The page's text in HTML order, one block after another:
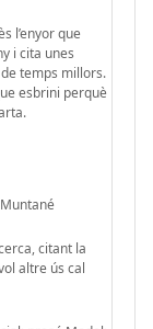
l’enyor que
i cita unes
temps millors.
esbrini perquè
citant la
altre ús cal